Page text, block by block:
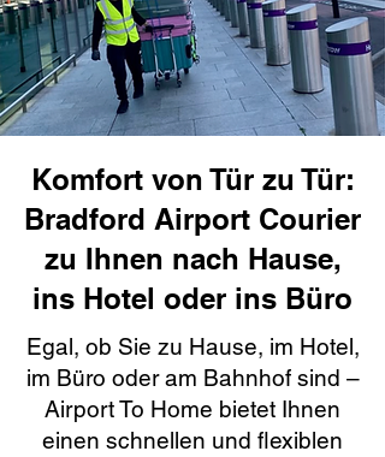
Komfort von Tür zu Tür:
Bradford Airport Courier
zu Ihnen nach Hause,
ins Hotel oder ins Büro
Egal, ob Sie zu Hause, im Hotel,
im Büro oder am Bahnhof sind –
Airport To Home bietet Ihnen
einen schnellen und flexiblen